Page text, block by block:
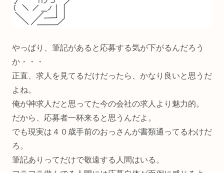
やっぱり、筆記があると応募する気が下がるんだろう
か・・・
正直、求人を見てるだけだったら、かなり良いと思うだ
よね。
俺が神求人だと思ってた今の会社の求人より魅力的。
だから、応募者一杯来ると思うんだよ。
でも現実は４０歳手前のおっさんが書類通ってるわけだ
ろ。
筆記ありってだけで敬遠する人間はいる。